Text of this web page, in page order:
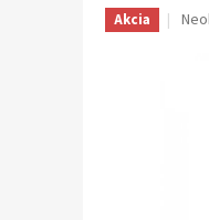
Akcia